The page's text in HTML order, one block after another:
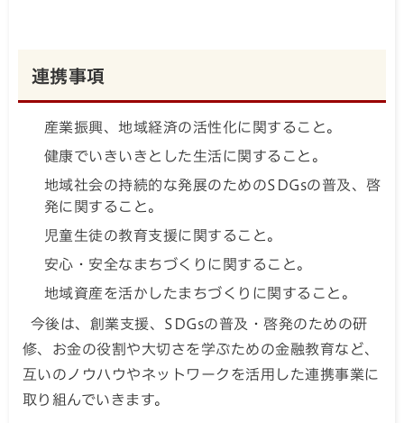
連携事項
産業振興、地域経済の活性化に関すること。
健康でいきいきとした生活に関すること。
地域社会の持続的な発展のためのSDGsの普及、啓
発に関すること。
児童生徒の教育支援に関すること。
安心・安全なまちづくりに関すること。
地域資産を活かしたまちづくりに関すること。
今後は、創業支援、SDGsの普及・啓発のための研
修、お金の役割や大切さを学ぶための金融教育など、
互いのノウハウやネットワークを活用した連携事業に
取り組んでいきます。